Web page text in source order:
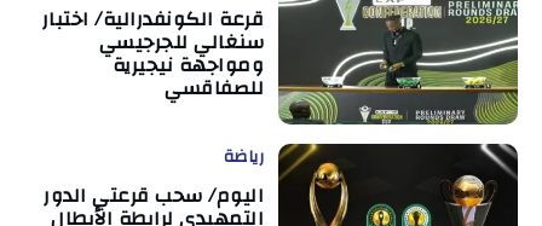
قرعة الكونفدرالية/ اختبار
سنغالي للجرجيسي
ومواجهة نيجيرية
للصفاقسي
رياضة
اليوم/ سحب قرعتي الدور